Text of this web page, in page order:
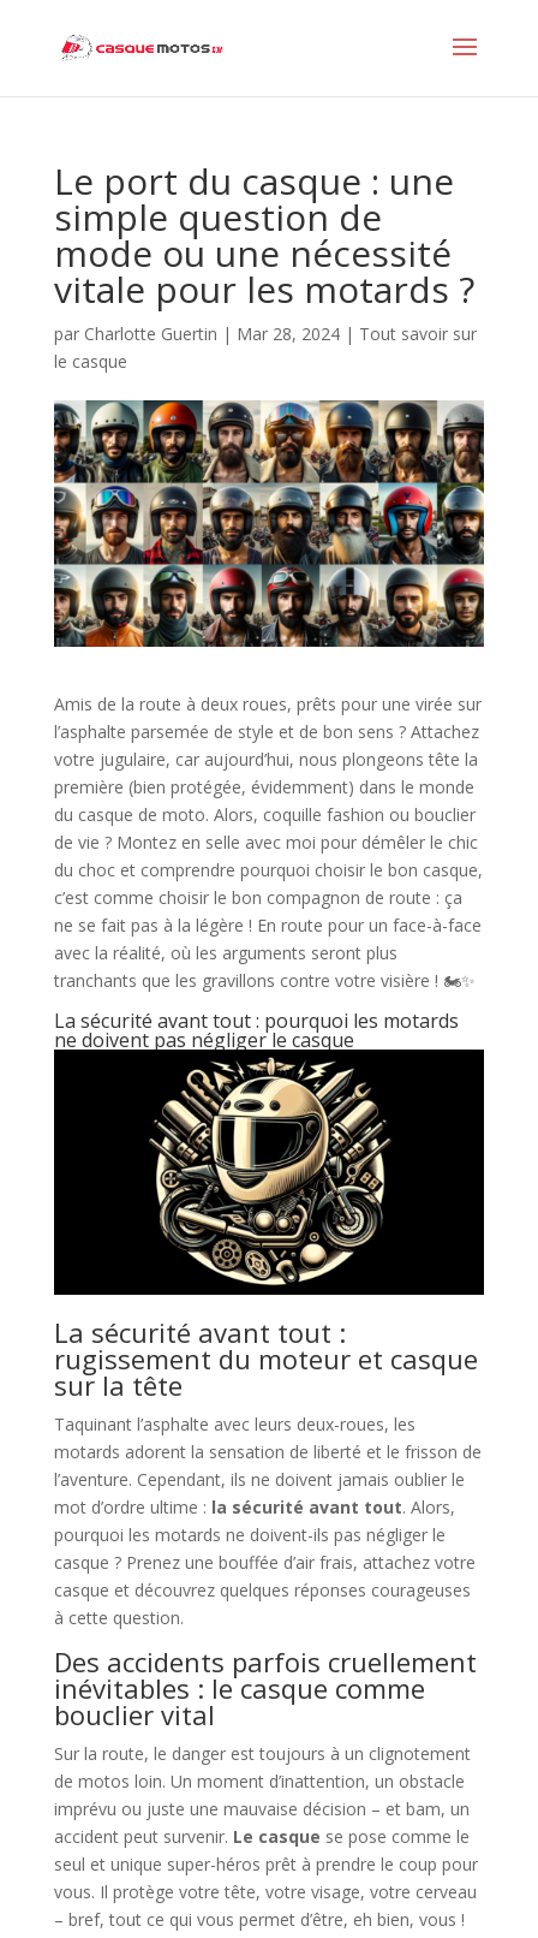
Le port du casque : une
simple question de
mode ou une nécessité
vitale pour les motards ?
par Charlotte Guertin | Mar 28, 2024| Tout savoir sur
le casque
Amis de la route à deux roues, prêts pour une virée sur
l’asphalte parsemée de style et de bon sens ? Attachez
votre jugulaire, car aujourd’hui, nous plongeons tête la
première (bien protégée, évidemment) dans le monde
du casque de moto. Alors, coquille fashion ou bouclier
de vie ? Montez en selle avec moi pour démêler le chic
du choc et comprendre pourquoi choisir le bon casque,
c’est comme choisir le bon compagnon de route : ça
ne se fait pas à la légère ! En route pour un face-à-face
avec la réalité, où les arguments seront plus
tranchants que les gravillons contre votre visière ! 🏍️✨
La sécurité avant tout : pourquoi les motards
ne doivent pas négliger le casque
La sécurité avant tout :
rugissement du moteur et casque
sur la tête
Taquinant l’asphalte avec leurs deux-roues, les
motards adorent la sensation de liberté et le frisson de
l’aventure. Cependant, ils ne doivent jamais oublier le
mot d’ordre ultime : la sécurité avant tout. Alors,
pourquoi les motards ne doivent-ils pas négliger le
casque ? Prenez une bouffée d’air frais, attachez votre
casque et découvrez quelques réponses courageuses
à cette question.
Des accidents parfois cruellement
inévitables : le casque comme
bouclier vital
Sur la route, le danger est toujours à un clignotement
de motos loin. Un moment d’inattention, un obstacle
imprévu ou juste une mauvaise décision – et bam, un
accident peut survenir. Le casque se pose comme le
seul et unique super-héros prêt à prendre le coup pour
vous. Il protège votre tête, votre visage, votre cerveau
– bref, tout ce qui vous permet d’être, eh bien, vous !